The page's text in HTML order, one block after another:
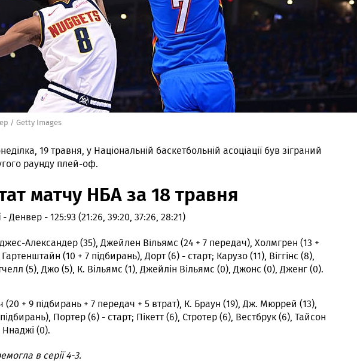
/ Getty Images
19 травня, у Національній баскетбольній асоціації був зіграний
раунду плей-оф.
матчу НБА за 18 травня
- Денвер - 125:93 (21:26, 39:20, 37:26, 28:21)
Александер (35), Джейлен Вільямс (24 + 7 передач), Холмгрен (13 +
(10 + 7 підбирань), Дорт (6) - старт; Карузо (11), Віггінс (8),
(5), Джо (5), К. Вільямс (1), Джейлін Вільямс (0), Джонс (0), Дженг (0).
(20 + 9 підбирань + 7 передач + 5 втрат), К. Браун (19), Дж. Мюррей (13),
Портер (6) - старт; Пікетт (6), Стротер (6), Вестбрук (6), Тайсон
(0).
в серії 4-3.